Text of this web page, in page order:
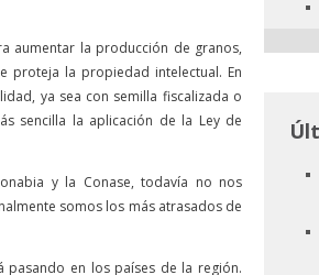
aumentar la producción de granos,
proteja la propiedad intelectual. En
ya sea con semilla fiscalizada o
sencilla la aplicación de la Ley de
y la Conase, todavía no nos
somos los más atrasados de
pasando en los países de la región.